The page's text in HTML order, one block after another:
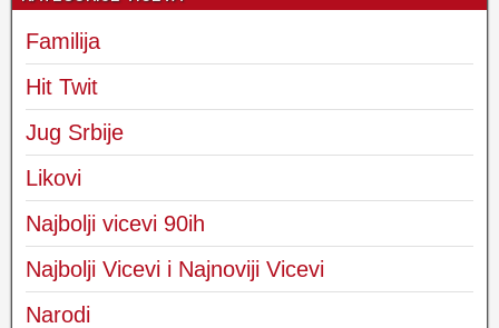
Familija
Hit Twit
Jug Srbije
Likovi
Najbolji vicevi 90ih
Najbolji Vicevi i Najnoviji Vicevi
Narodi